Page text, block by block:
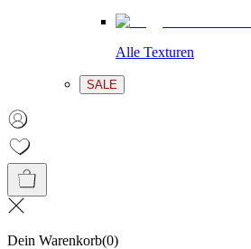
Alle Texturen
SALE
Dein Warenkorb(0)